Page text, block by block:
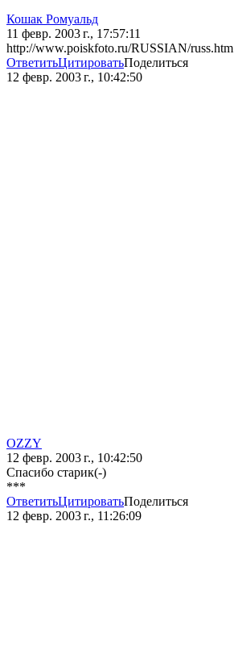
Кошак Ромуальд
11 февр. 2003 г., 17:57:11
http://www.poiskfoto.ru/RUSSIAN/russ.htm
ОтветитьЦитироватьПоделиться
12 февр. 2003 г., 10:42:50
OZZY
12 февр. 2003 г., 10:42:50
Спасибо старик(-)
***
ОтветитьЦитироватьПоделиться
12 февр. 2003 г., 11:26:09